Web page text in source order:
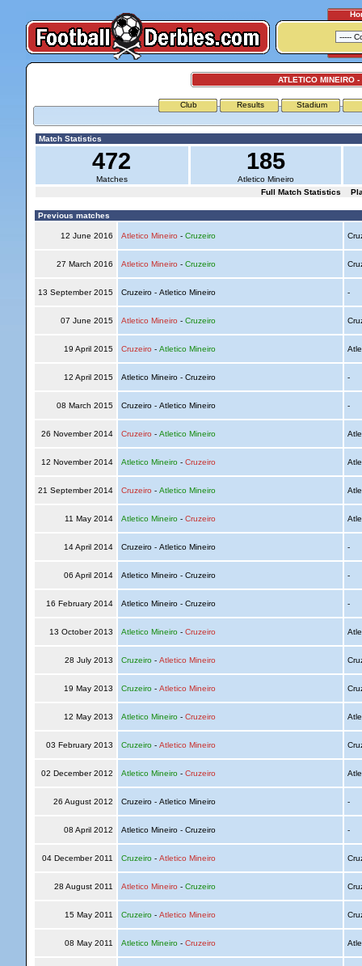
ATLETICO MINEIRO -
Club Results Stadium
Match Statistics
472
Matches
185
Atletico Mineiro
Full Match Statistics
Previous matches
12 June 2016 Atletico Mineiro - Cruzeiro
27 March 2016 Atletico Mineiro - Cruzeiro
13 September 2015 Cruzeiro - Atletico Mineiro -
07 June 2015 Atletico Mineiro - Cruzeiro
19 April 2015 Cruzeiro - Atletico Mineiro
12 April 2015 Atletico Mineiro - Cruzeiro -
08 March 2015 Cruzeiro - Atletico Mineiro -
26 November 2014 Cruzeiro - Atletico Mineiro
12 November 2014 Atletico Mineiro- Cruzeiro
21 September 2014 Cruzeiro - Atletico Mineiro
11 May 2014 Atletico Mineiro- Cruzeiro
14 April 2014 Cruzeiro - Atletico Mineiro -
06 April 2014 Atletico Mineiro - Cruzeiro -
16 February 2014 Atletico Mineiro - Cruzeiro -
13 October 2013 Atletico Mineiro- Cruzeiro
28 July 2013 Cruzeiro- Atletico Mineiro
19 May 2013 Cruzeiro- Atletico Mineiro
12 May 2013 Atletico Mineiro- Cruzeiro
03 February 2013 Cruzeiro- Atletico Mineiro
02 December 2012 Atletico Mineiro- Cruzeiro
26 August 2012 Cruzeiro - Atletico Mineiro -
08 April 2012 Atletico Mineiro - Cruzeiro -
04 December 2011 Cruzeiro- Atletico Mineiro
28 August 2011 Atletico Mineiro - Cruzeiro
15 May 2011 Cruzeiro- Atletico Mineiro
08 May 2011 Atletico Mineiro- Cruzeiro